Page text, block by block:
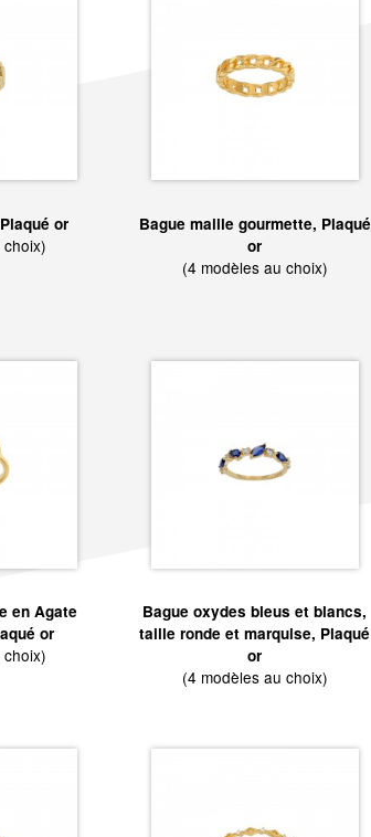
or
Bague maille gourmette, Plaqué
or
(4 modèles au choix)
en Agate
or
Bague oxydes bleus et blancs,
taille ronde et marquise, Plaqué
or
(4 modèles au choix)